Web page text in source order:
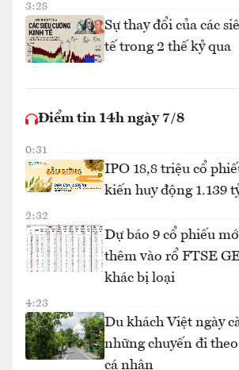
3:28
Sự thay đổi của các
tế trong 2 thế kỷ qua
Điểm tin 14h ngày 7/8
0:31
IPO 18,8 triệu cổ
kiến huy động 1.139
2:32
Dự báo 9 cổ phiếu
thêm vào rổ FTSE
khác bị loại
4:23
Du khách Việt ngày
những chuyến đi
cá nhân